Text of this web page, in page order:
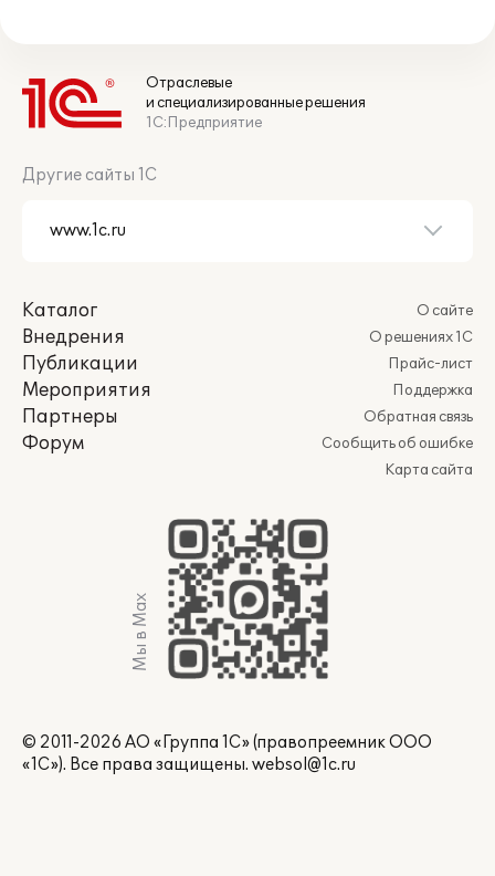
Отраслевые
и специализированные решения
1С:Предприятие
Другие сайты 1С
Каталог
Внедрения
Публикации
Мероприятия
Партнеры
Форум
О сайте
О решениях 1С
Прайс-лист
Поддержка
Обратная связь
Сообщить об ошибке
Карта сайта
Мы в Max
© 2011-2026 АО «Группа 1С» (правопреемник ООО
«1С»). Все права защищены. websol@1c.ru